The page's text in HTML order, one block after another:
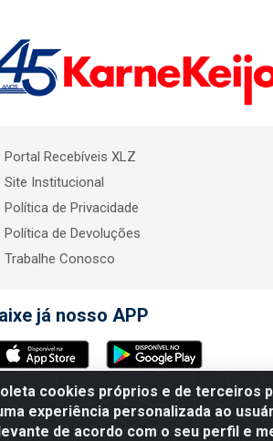
cookies próprios e de terceiros
experiência personalizada ao
de acordo com o seu perfil e
Portal Recebíveis XLZ
Site Institucional
Política de Privacidade
Política de Devoluções
Trabalhe Conosco
já nosso APP
KarneKeijo Logistica